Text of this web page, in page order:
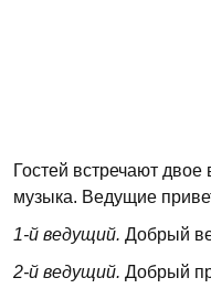
Гостей встречают
музыка. Ведущие
1-й ведущий. Добрый
2-й ведущий. Добрый